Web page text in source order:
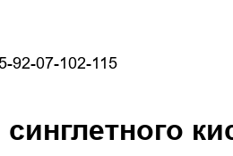
92-07-102-115